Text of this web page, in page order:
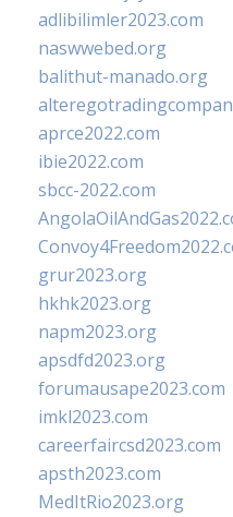
adlibilimler2023.com
naswwebed.org
balithut-manado.org
aprce2022.com
ibie2022.com
sbcc-2022.com
grur2023.org
hkhk2023.org
napm2023.org
apsdfd2023.org
forumausape2023.com
imkl2023.com
careerfaircsd2023.com
apsth2023.com
MedItRio2023.org